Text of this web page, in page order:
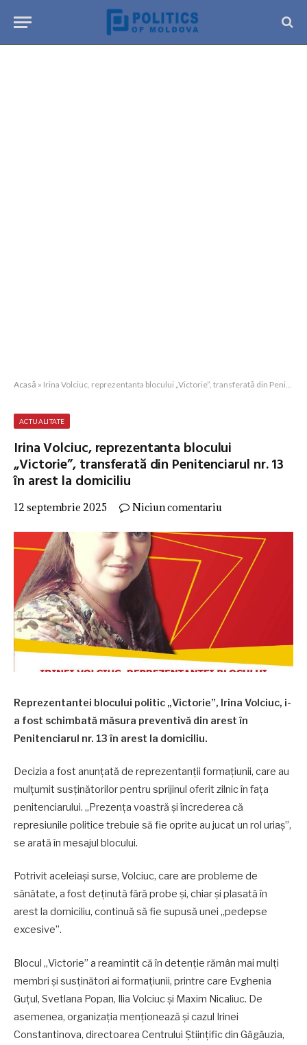
Acasă » Irina Volciuc, reprezentanta blocului „Victorie”, transferată din Penitenciarul nr. 13 în arest la domiciliu
ACTUALITATE
Irina Volciuc, reprezentanta blocului
„Victorie”, transferată din Penitenciarul nr. 13
în arest la domiciliu
12 septembrie 2025 Niciun comentariu
Reprezentantei blocului politic „Victorie”, Irina Volciuc, i-
a fost schimbată măsura preventivă din arest în
Penitenciarul nr. 13 în arest la domiciliu.
Decizia a fost anunțată de reprezentanții formațiunii, care au
mulțumit susținătorilor pentru sprijinul oferit zilnic în fața
penitenciarului. „Prezența voastră și încrederea că
represiunile politice trebuie să fie oprite au jucat un rol uriaș”,
se arată în mesajul blocului.
Potrivit aceleiași surse, Volciuc, care are probleme de
sănătate, a fost deținută fără probe și, chiar și plasată în
arest la domiciliu, continuă să fie supusă unei „pedepse
excesive”.
Blocul „Victorie” a reamintit că în detenție rămân mai mulți
membri și susținători ai formațiunii, printre care Evghenia
Guțul, Svetlana Popan, Ilia Volciuc și Maxim Nicaliuc. De
asemenea, organizația menționează și cazul Irinei
Constantinova, directoarea Centrului Științific din Găgăuzia,